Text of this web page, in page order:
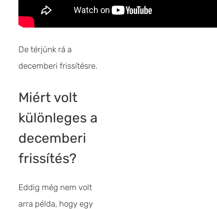
De térjünk rá a
decemberi frissítésre.
Miért volt
különleges a
decemberi
frissítés?
Eddig még nem volt
arra példa, hogy egy